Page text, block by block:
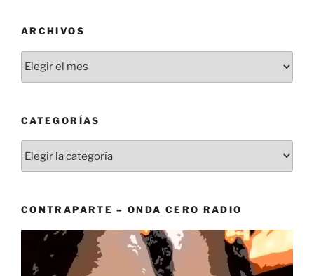
ARCHIVOS
CATEGORÍAS
CONTRAPARTE – ONDA CERO RADIO